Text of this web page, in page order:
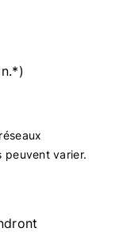
peuvent varier.